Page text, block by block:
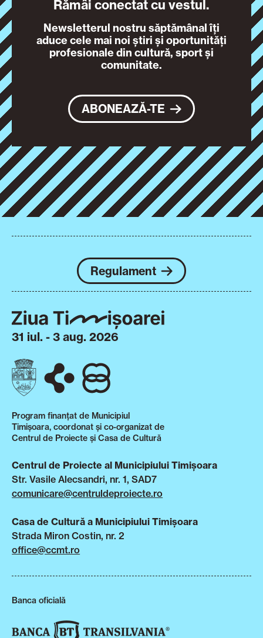
Rămâi conectat cu vestul.
Newsletterul nostru săptămânal îți
aduce cele mai noi știri și oportunități
profesionale din cultură, sport și
comunitate.
ABONEAZĂ-TE
Regulament
31 iul. - 3 aug. 2026
Program finanțat de Municipiul
Timișoara, coordonat și co-organizat de
Centrul de Proiecte și Casa de Cultură
Centrul de Proiecte al Municipiului Timișoara
Str. Vasile Alecsandri, nr. 1, SAD7
comunicare@centruldeproiecte.ro
Casa de Cultură a Municipiului Timișoara
Strada Miron Costin, nr. 2
office@ccmt.ro
Banca oficială